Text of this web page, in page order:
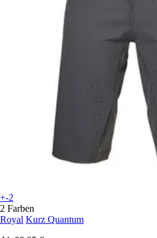
+-2
2 Farben
Royal Kurz Quantum